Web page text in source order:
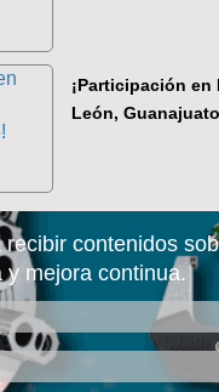
¡Participación en
León,
contenidos
y mejora continua.